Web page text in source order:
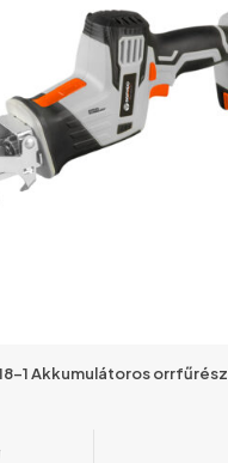
1 Akkumulátoros orrfűrész